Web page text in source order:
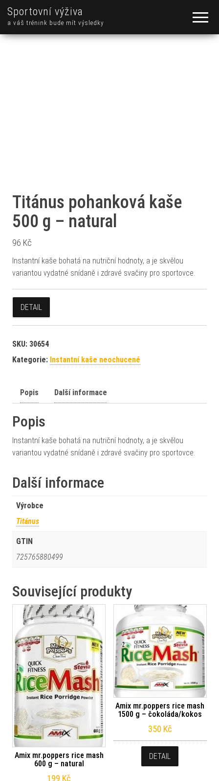
Sportovní výživa
a váš trénink bude mít výsledky
Titánus pohanková kaše
500 g – natural
96 Kč
Instantní kaše bohatá na nutriční hodnoty, a je skvělou
variantou vydatné snídaně i zdravé svačiny pro sportovce.
DETAIL
SKU: 30654
Kategorie: Instantní kaše neochucené
Popis Další informace
Popis
Instantní kaše bohatá na nutriční hodnoty, a je skvělou
variantou vydatné snídaně i zdravé svačiny pro sportovce.
Další informace
Výrobce
Titánus
GTIN
725765880499
Související produkty
Amix mr.poppers rice mash
600 g – natural
199 Kč
Amix mr.poppers rice mash
1500 g – čokoláda/kokos
350 Kč
DETAIL